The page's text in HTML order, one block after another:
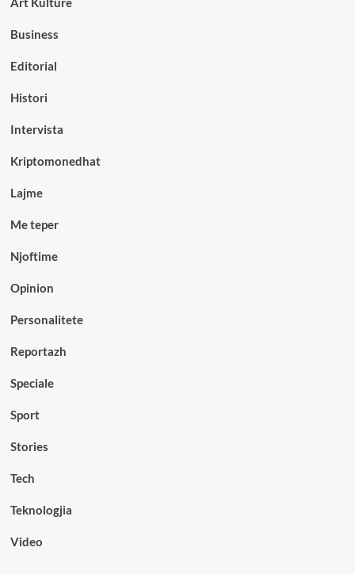
Business
Editorial
Histori
Intervista
Kriptomonedhat
Lajme
Me teper
Njoftime
Opinion
Personalitete
Reportazh
Speciale
Sport
Stories
Tech
Teknologjia
Video